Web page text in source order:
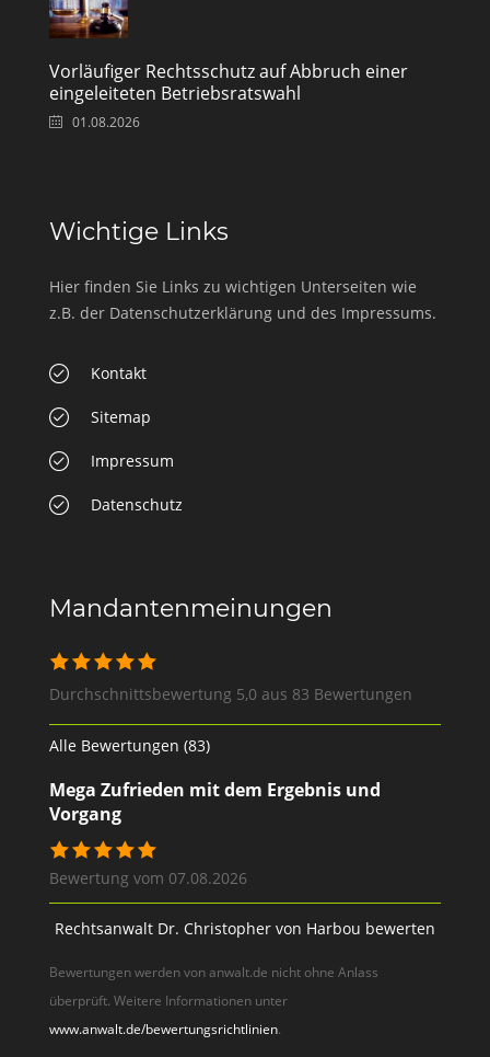
Vorläufiger Rechtsschutz auf Abbruch einer
eingeleiteten Betriebsratswahl
01.08.2026
Wichtige Links
Hier finden Sie Links zu wichtigen Unterseiten wie
z.B. der Datenschutzerklärung und des Impressums.
Kontakt
Sitemap
Impressum
Datenschutz
Mandantenmeinungen
Durchschnittsbewertung 5,0 aus 83 Bewertungen
Alle Bewertungen (83)
Mega Zufrieden mit dem Ergebnis und
Vorgang
Bewertung vom 07.08.2026
Rechtsanwalt Dr. Christopher von Harbou bewerten
Bewertungen werden von anwalt.de nicht ohne Anlass
überprüft. Weitere Informationen unter
www.anwalt.de/bewertungsrichtlinien.